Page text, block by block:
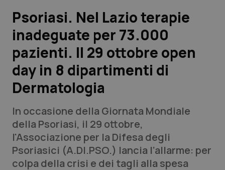
Lavoro e Professioni
Scienza e Farmaci
Studi e Analisi
Lettere al direttore
Edizioni Regionali
QS Pro
Professionisti Sanitari.AI
Psoriasi. Nel Lazio terapie
inadeguate per 73.000
pazienti. Il 29 ottobre open
day in 8 dipartimenti di
Dermatologia
In occasione della Giornata Mondiale
della Psoriasi, il 29 ottobre,
l'Associazione per la Difesa degli
Psoriasici (A.DI.PSO.) lancia l’allarme: per
colpa della crisi e dei tagli alla spesa